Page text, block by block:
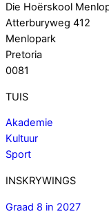
Die Hoërskool
Atterburyweg 412
Menlopark
Pretoria
0081
TUIS
Akademie
Kultuur
Sport
INSKRYWINGS
Graad 8 in 2027